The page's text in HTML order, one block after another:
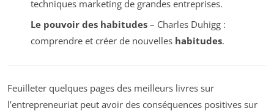
techniques marketing de grandes entreprises.
Le pouvoir des habitudes– Charles Duhigg :
comprendre et créer de nouvelles habitudes.
Feuilleter quelques pages des meilleurs livres sur
l’entrepreneuriat peut avoir des conséquences positives sur